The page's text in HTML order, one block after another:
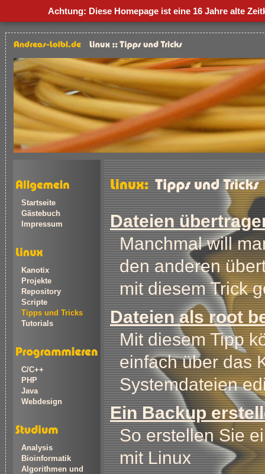
Achtung: Diese Homepage ist eine 16 Jahre alte
Startseite
Gästebuch
Impressum
Kanotix
Projekte
Repository
Scripte
Tipps und Tricks
Tutorials
C/C++
PHP
Java
Webdesign
Analysis
Bioinformatik
Algorithmen und
Dateien
Manchmal will
den anderen
mit diesem Trick
Dateien als root
Mit diesem Tipp
einfach über das
Systemdateien
Ein Backup
So erstellen Sie
mit Linux